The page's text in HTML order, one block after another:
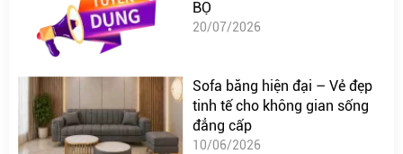
BỘ
20/07/2026
Sofa băng hiện đại – Vẻ đẹp
tinh tế cho không gian sống
đẳng cấp
10/06/2026